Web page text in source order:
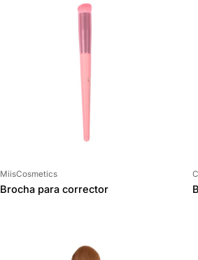
Proveedor:
MiisCosmetics
Brocha para corrector